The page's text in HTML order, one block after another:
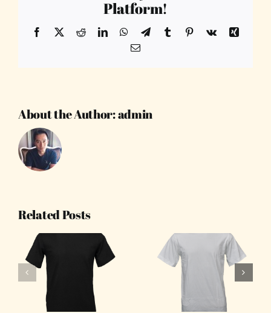
Platform!
Facebook
X RedditLinkedInWhatsApp
TelegramTumblr Pinterest
Vk
Xing
Email
About the Author:admin
Related Posts
White T-
shirt C1001
เสื้อยืด
คอกลมสีขาว
C1001